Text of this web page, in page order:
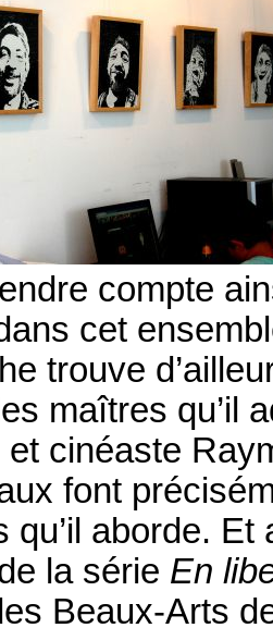
compte
cet
trouve
maîtres qu’il
et cinéaste
font
qu’il aborde.
la série En
Beaux-Arts